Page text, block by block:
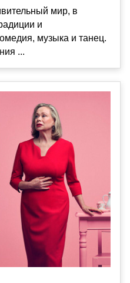
мир, в
и
музыка и танец.
...